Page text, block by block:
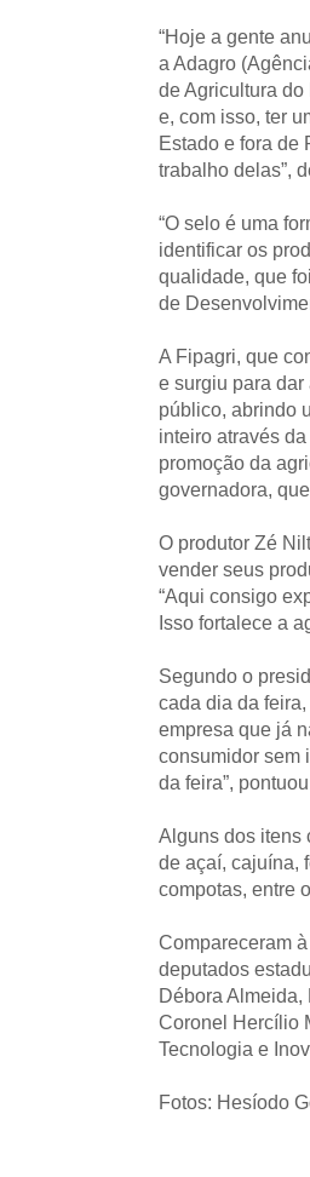
“Hoje a gente
a Adagro
de Agricultura
e, com isso, ter
Estado e fora de
trabalho delas”,
“O selo é uma
identificar os
qualidade, que
de
A Fipagri, que
e surgiu para
público, abrindo
inteiro através
promoção da
governadora,
O produtor Zé
vender seus
“Aqui consigo
Isso fortalece a
Segundo o
cada dia da
empresa que já
consumidor sem
da feira”,
Alguns dos itens
de açaí, cajuína,
compotas, entre
Compareceram
deputados
Débora
Coronel Hercílio
Tecnologia e
Fotos: Hesíodo